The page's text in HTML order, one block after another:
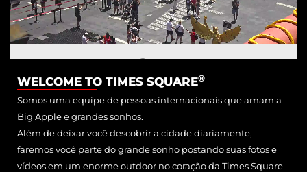
WELCOME TO TIMES SQUARE®
Somos uma equipe de pessoas internacionais que amam a
Big Apple e grandes sonhos.
Além de deixar você descobrir a cidade diariamente,
faremos você parte do grande sonho postando suas fotos e
vídeos em um enorme outdoor no coração da Times Square